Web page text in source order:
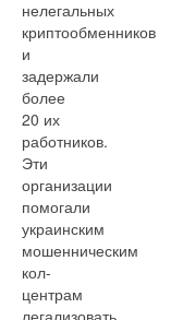
нелегальных
криптообменников
и
задержали
более
20 их
работников.
Эти
организации
помогали
украинским
мошенническим
кол-
центрам